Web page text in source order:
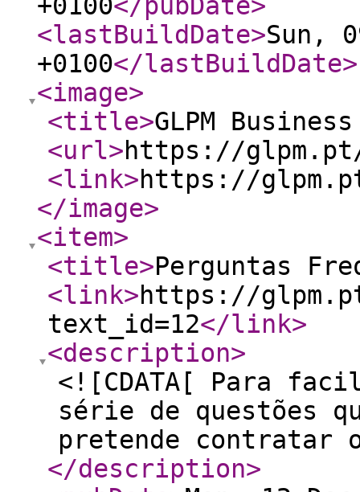
<lastBuildDate>Sun,
+0100</lastBuildDate>
<image>
<title>GLPM
<url>https://
<link>https://
</image>
<item>
<title>Perguntas
<link>https://
text_id=12</link>
<description>
<![CDATA[ Para
série de questões
pretende contratar
</description>